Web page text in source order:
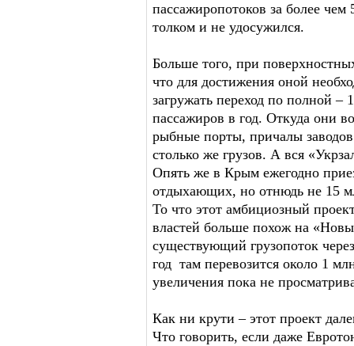
пассажиропотоков за более
толком и не удосужился.
Больше того, при
что для достижения оной
загружать переход по полной –
пассажиров в год. Откуда они
рыбные порты, причалы
столько же грузов. А вся
Опять же в Крым ежегодно
отдыхающих, но отнюдь не 15
То что этот амбициозный
властей больше похож на
существующий грузопоток
год там перевозится около 1
увеличения пока не
Как ни крути – этот проект
Что говорить, если даже